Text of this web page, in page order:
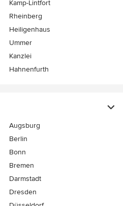
Kamp-Lintfort
Rheinberg
Heiligenhaus
Ummer
Kanzlei
Hahnenfurth
Augsburg
Berlin
Bonn
Bremen
Darmstadt
Dresden